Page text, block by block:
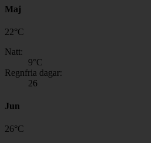
Maj
22°C
Natt:
9°C
Regnfria dagar:
26
Jun
26°C